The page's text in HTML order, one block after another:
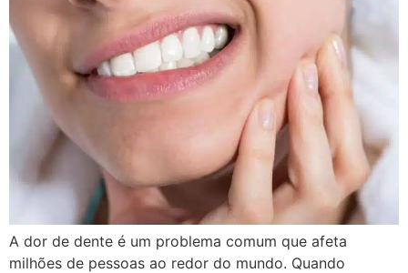
A dor de dente é um problema comum que afeta
milhões de pessoas ao redor do mundo. Quando